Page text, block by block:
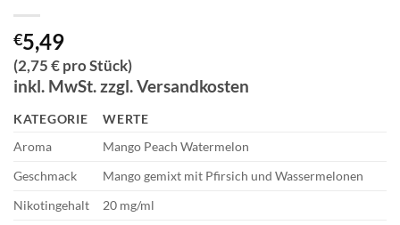
€5,49
(2,75 € pro Stück)
inkl. MwSt. zzgl. Versandkosten
KATEGORIE
WERTE
Aroma
Mango Peach Watermelon
Geschmack
Mango gemixt mit Pfirsich und Wassermelonen
Nikotingehalt
20 mg/ml